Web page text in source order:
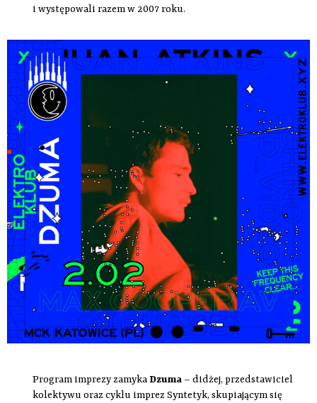
i występowali razem w 2007 roku.
Program imprezy zamykaDzuma – didżej, przedstawiciel
kolektywu oraz cyklu imprez Syntetyk, skupiającym się